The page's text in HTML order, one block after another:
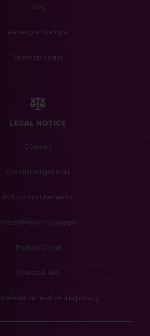
Blog
Rassegna Stampa
Sitemap viaggi
LEGAL NOTICE
Cookies
Condizioni generali
Polizza Annullamento
Medico-Bagaglio
Politica Covid
Polizza AI Act
relative alla privacy